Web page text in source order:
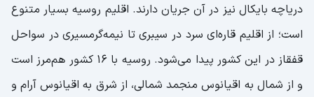
دریاچه بایکال نیز در آن جریان دارند. اقلیم روسیه بسیار متنوع
است؛ از اقلیم قاره‌ای سرد در سیبری تا نیمه‌گرمسیری در سواحل
قفقاز در این کشور پیدا می‌شود. روسیه با 16 کشور هم‌مرز است
و از شمال به اقیانوس منجمد شمالی، از شرق به اقیانوس آرام و